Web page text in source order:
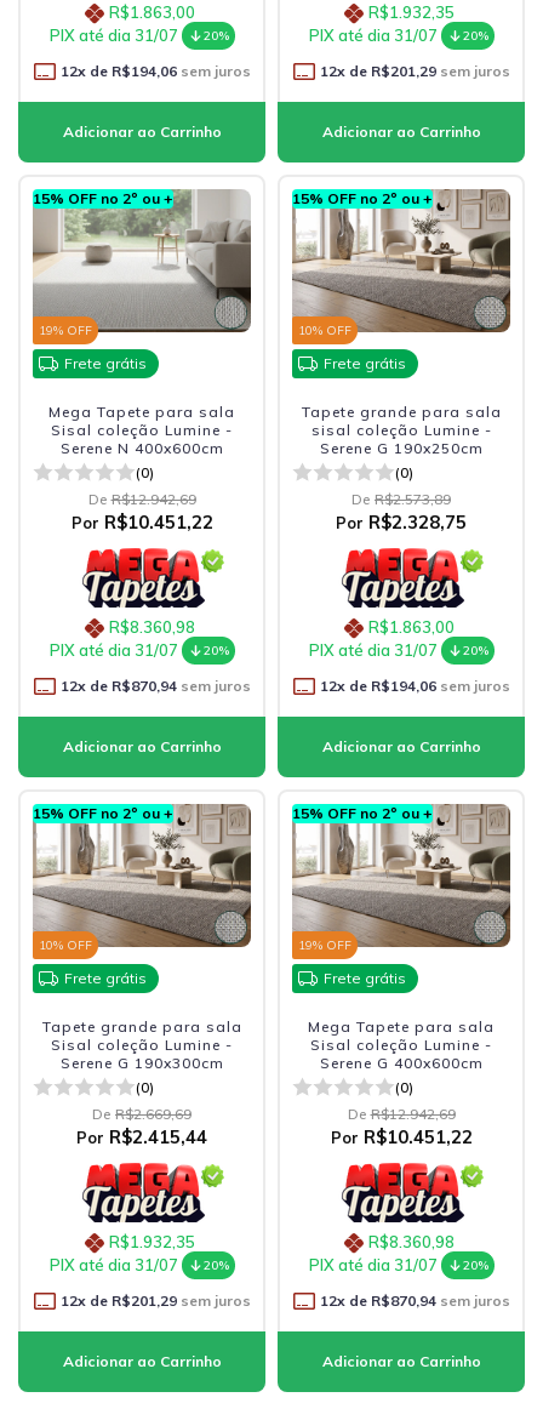
R$1.863,00
PIX até dia 31/07
20%
12x de R$194,06sem juros
R$1.932,35
PIX até dia 31/07
20%
12x de R$201,29sem juros
15% OFF no 2º ou +
19% OFF
Frete grátis
Mega Tapete para sala
Sisal coleção Lumine -
Serene N 400x600cm
(0)
De R$12.942,69
Por R$10.451,22
R$8.360,98
PIX até dia 31/07
20%
12x de R$870,94sem juros
15% OFF no 2º ou +
10% OFF
Frete grátis
Tapete grande para sala
sisal coleção Lumine -
Serene G 190x250cm
(0)
De R$2.573,89
Por R$2.328,75
R$1.863,00
PIX até dia 31/07
20%
12x de R$194,06sem juros
15% OFF no 2º ou +
10% OFF
Frete grátis
Tapete grande para sala
Sisal coleção Lumine -
Serene G 190x300cm
(0)
De R$2.669,69
Por R$2.415,44
R$1.932,35
PIX até dia 31/07
20%
12x de R$201,29sem juros
15% OFF no 2º ou +
19% OFF
Frete grátis
Mega Tapete para sala
Sisal coleção Lumine -
Serene G 400x600cm
(0)
De R$12.942,69
Por R$10.451,22
R$8.360,98
PIX até dia 31/07
20%
12x de R$870,94sem juros